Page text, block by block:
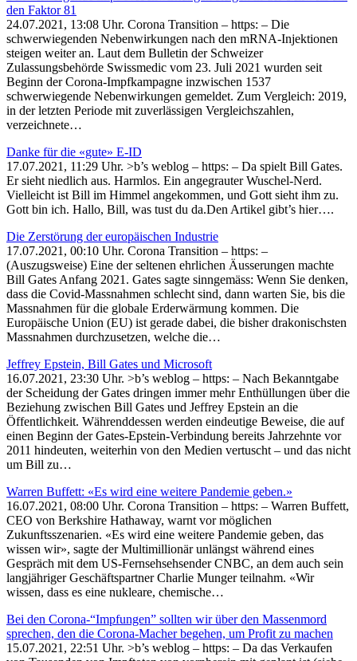
den Faktor 81
24.07.2021, 13:08 Uhr. Corona Transition – https: – Die
schwerwiegenden Nebenwirkungen nach den mRNA-Injektionen
steigen weiter an. Laut dem Bulletin der Schweizer
Zulassungsbehörde Swissmedic vom 23. Juli 2021 wurden seit
Beginn der Corona-Impfkampagne inzwischen 1537
schwerwiegende Nebenwirkungen gemeldet. Zum Vergleich: 2019,
in der letzten Periode mit zuverlässigen Vergleichszahlen,
verzeichnete…
Danke für die «gute» E-ID
17.07.2021, 11:29 Uhr. >b’s weblog – https: – Da spielt Bill Gates.
Er sieht niedlich aus. Harmlos. Ein angegrauter Wuschel-Nerd.
Vielleicht ist Bill im Himmel angekommen, und Gott sieht ihm zu.
Gott bin ich. Hallo, Bill, was tust du da.Den Artikel gibt’s hier….
Die Zerstörung der europäischen Industrie
17.07.2021, 00:10 Uhr. Corona Transition – https: –
(Auszugsweise) Eine der seltenen ehrlichen Äusserungen machte
Bill Gates Anfang 2021. Gates sagte sinngemäss: Wenn Sie denken,
dass die Covid-Massnahmen schlecht sind, dann warten Sie, bis die
Massnahmen für die globale Erderwärmung kommen. Die
Europäische Union (EU) ist gerade dabei, die bisher drakonischsten
Massnahmen durchzusetzen, welche die…
Jeffrey Epstein, Bill Gates und Microsoft
16.07.2021, 23:30 Uhr. >b’s weblog – https: – Nach Bekanntgabe
der Scheidung der Gates dringen immer mehr Enthüllungen über die
Beziehung zwischen Bill Gates und Jeffrey Epstein an die
Öffentlichkeit. Währenddessen werden eindeutige Beweise, die auf
einen Beginn der Gates-Epstein-Verbindung bereits Jahrzehnte vor
2011 hindeuten, weiterhin von den Medien vertuscht – und das nicht
um Bill zu…
Warren Buffett: «Es wird eine weitere Pandemie geben.»
16.07.2021, 08:00 Uhr. Corona Transition – https: – Warren Buffett,
CEO von Berkshire Hathaway, warnt vor möglichen
Zukunftsszenarien. «Es wird eine weitere Pandemie geben, das
wissen wir», sagte der Multimillionär unlängst während eines
Gespräch mit dem US-Fernsehsehsender CNBC, an dem auch sein
langjähriger Geschäftspartner Charlie Munger teilnahm. «Wir
wissen, dass es eine nukleare, chemische…
Bei den Corona-“Impfungen” sollten wir über den Massenmord
sprechen, den die Corona-Macher begehen, um Profit zu machen
15.07.2021, 22:51 Uhr. >b’s weblog – https: – Da das Verkaufen